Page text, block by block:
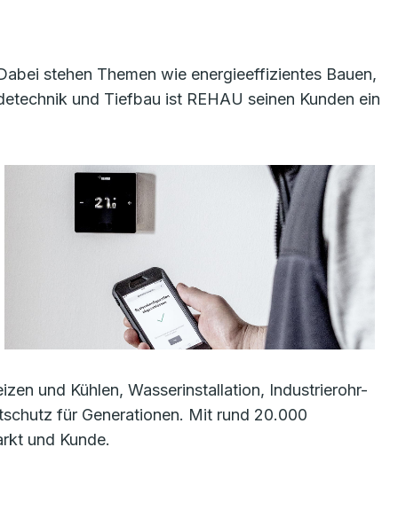
stehen Themen wie energieeffizientes Bauen,
und Tiefbau ist REHAU seinen Kunden ein
und Kühlen, Wasserinstallation, Industrierohr-
für Generationen. Mit rund 20.000
und Kunde.